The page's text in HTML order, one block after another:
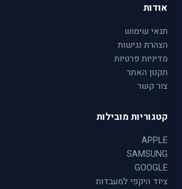
אודות
תנאי שימוש
הצהרת נגישות
מדיניות פרטיות
תקנון האתר
צור קשר
קטגוריות מובילות
APPLE
SAMSUNG
GOOGLE
ציוד היקפי למעבדות